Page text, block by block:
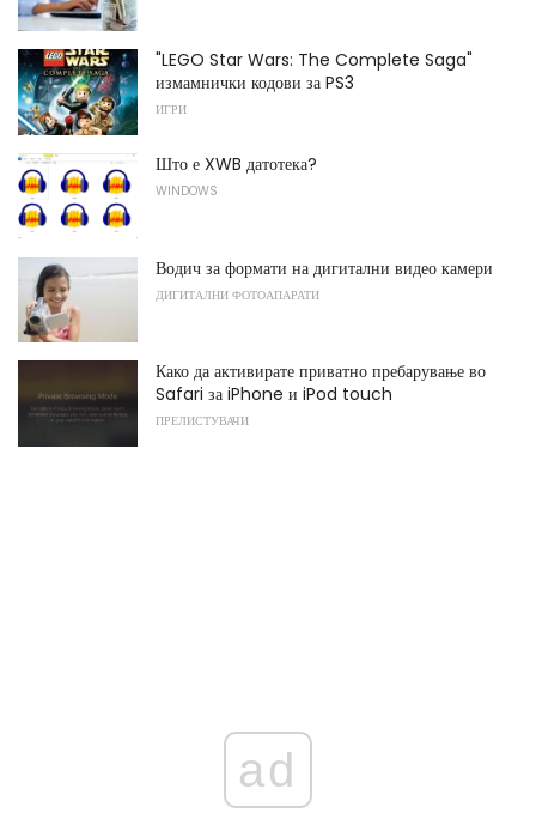
"LEGO Star Wars: The Complete Saga"
измамнички кодови за PS3
ИГРИ
Што е XWB датотека?
WINDOWS
Водич за формати на дигитални видео камери
ДИГИТАЛНИ ФОТОАПАРАТИ
Како да активирате приватно пребарување во
Safari за iPhone и iPod touch
ПРЕЛИСТУВАЧИ
ad